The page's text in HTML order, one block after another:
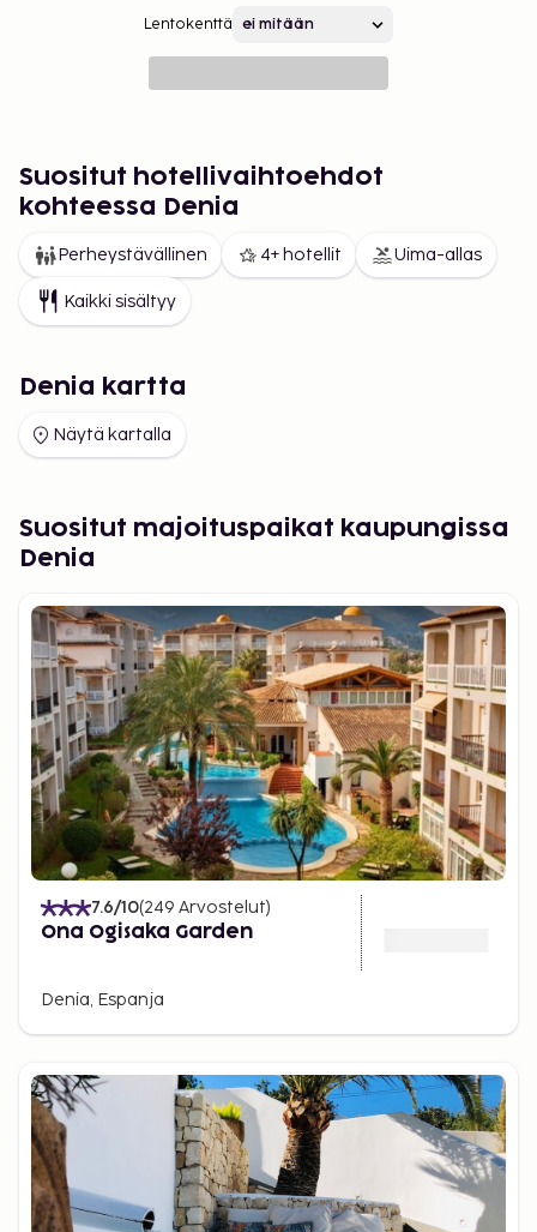
Lentokenttä
Suositut hotellivaihtoehdot
kohteessa Denia
Perheystävällinen 4+ hotellit Uima-allas
Kaikki sisältyy
Denia kartta
Näytä kartalla
Suositut majoituspaikat kaupungissa
Denia
7.6/10(249 Arvostelut)
Ona Ogisaka Garden
Denia, Espanja